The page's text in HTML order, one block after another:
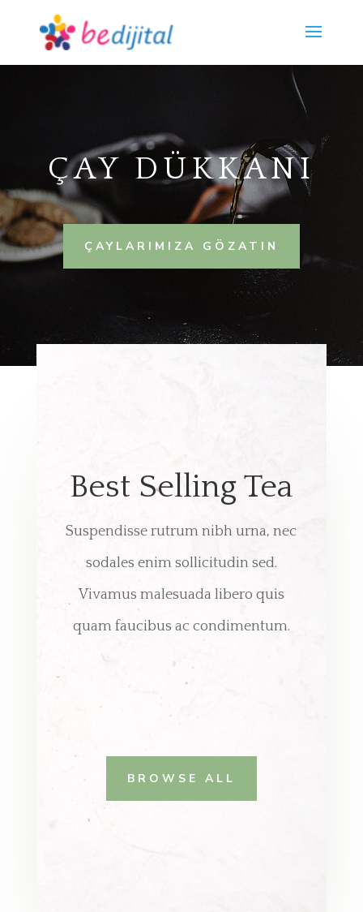
ÇAY DÜKKANI
ÇAYLARIMIZA GÖZATIN
Best Selling Tea
Suspendisse rutrum nibh urna, nec
sodales enim sollicitudin sed.
Vivamus malesuada libero quis
quam faucibus ac condimentum.
BROWSE ALL